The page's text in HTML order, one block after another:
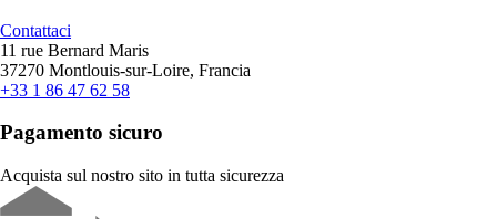
Contattaci
11 rue Bernard Maris
37270 Montlouis-sur-Loire, Francia
+33 1 86 47 62 58
Pagamento sicuro
Acquista sul nostro sito in tutta sicurezza